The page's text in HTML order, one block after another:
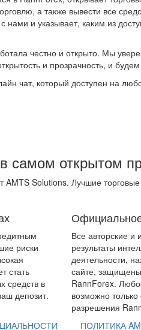
а также вывести все
с нами и указывает, каким из
честно и открыто. Мы
и прозрачность, и
чат, который доступен на
самом открытом
AMTS Solutions. Лучшие
риски
стать
средств в
депозит.
Все авторские и
результаты
деятельности,
сайте,
RannForex.
возможно
разрешения
ПОЛИТИКА